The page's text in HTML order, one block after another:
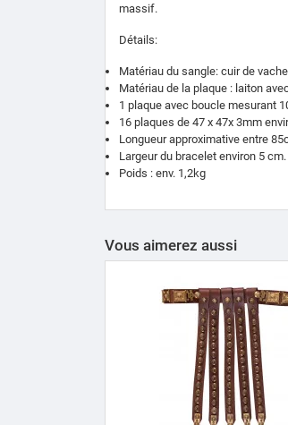
massif.
Détails:
Matériau du sangle: cuir de
Matériau de la plaque : laiton
1 plaque avec boucle mesurant
16 plaques de 47 x 47x 3mm
Longueur approximative entre
Largeur du bracelet environ 5 cm.
Poids : env. 1,2kg
Vous aimerez aussi